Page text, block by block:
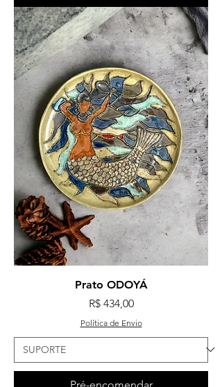
Prato ODOYÁ
Preço
R$ 434,00
Política de Envio